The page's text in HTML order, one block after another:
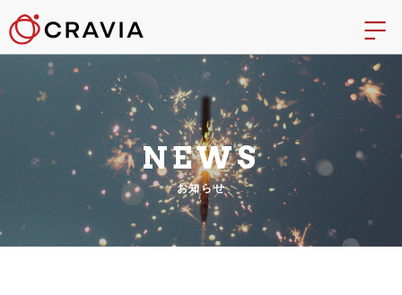
NEWS
お知らせ